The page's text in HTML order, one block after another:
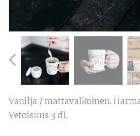
Vanilja / mattavalkoinen.
Vetoisuus 3 dl.